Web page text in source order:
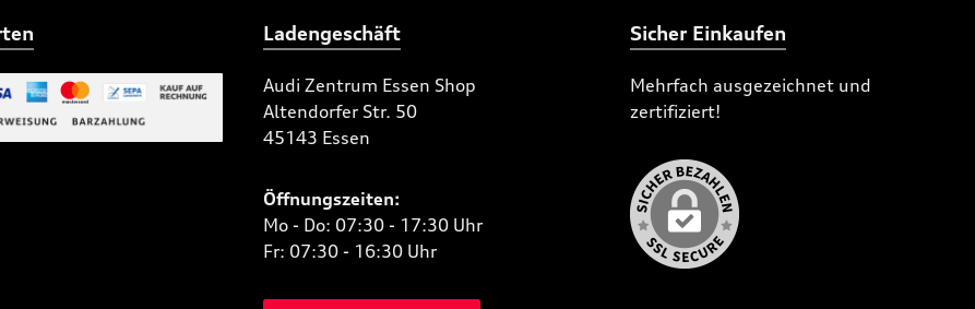
Bild 2
Ladengeschäft
Audi Zentrum Essen Shop
Altendorfer Str. 50
45143 Essen
Öffnungszeiten:
Mo - Do: 07:30 - 17:30 Uhr
Fr: 07:30 - 16:30 Uhr
Sicher Einkaufen
Mehrfach ausgezeichnet und
zertifiziert!